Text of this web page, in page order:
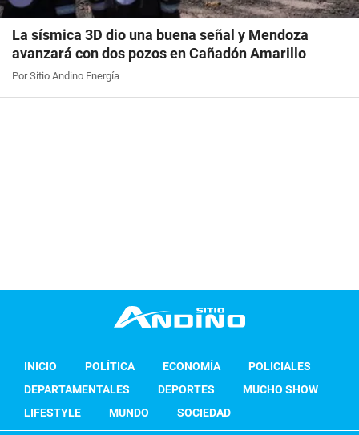
La sísmica 3D dio una buena señal y Mendoza
avanzará con dos pozos en Cañadón Amarillo
Por Sitio Andino Energía
INICIO POLÍTICA ECONOMÍA
POLICIALES
DEPARTAMENTALES
DEPORTES
MUCHO SHOW
LIFESTYLE
MUNDO SOCIEDAD